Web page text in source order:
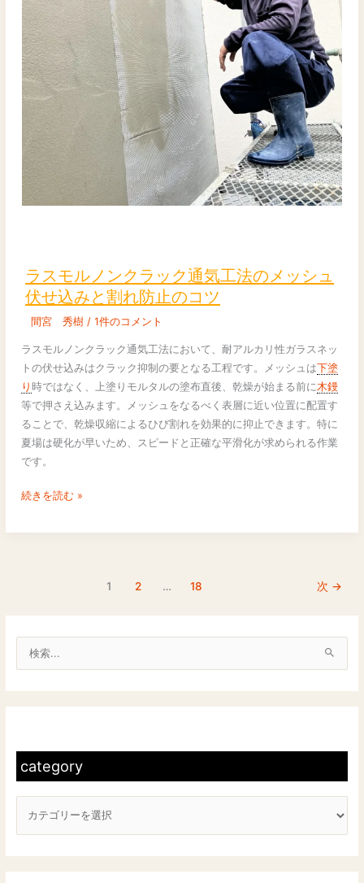
生
時
の
原
因
定
と
対
策
ラスモルノンクラック通気工法のメッシュ
伏せ込みと割れ防止のコツ
間宮 秀樹/1件のコメント
ラスモルノンクラック通気工法において、耐アルカリ性ガラスネッ
トの伏せ込みはクラック抑制の要となる工程です。メッシュは下塗
り 時ではなく、上塗りモルタルの塗布直後、乾燥が始まる前に木鏝
等で押さえ込みます。メッシュをなるべく表層に近い位置に配置す
ることで、乾燥収縮によるひび割れを効果的に抑止できます。特に
夏場は硬化が早いため、スピードと正確な平滑化が求められる作業
です。
モ
ル
ノ
ラ
ッ
ク
通
気
の
み
と
の
コ
続きを読む »
1 2 … 18 次 →
category
g
r